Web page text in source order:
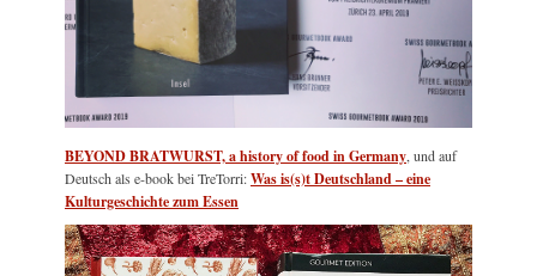
BEYOND BRATWURST, a history of food in Germany, und auf
Deutsch als e-book bei TreTorri:Was is(s)t Deutschland – eine
Kulturgeschichte zum Essen